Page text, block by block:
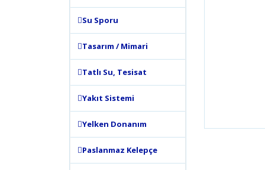
Su Sporu
Tasarım / Mimari
Tatlı Su, Tesisat
Yakıt Sistemi
Yelken Donanım
Paslanmaz Kelepçe